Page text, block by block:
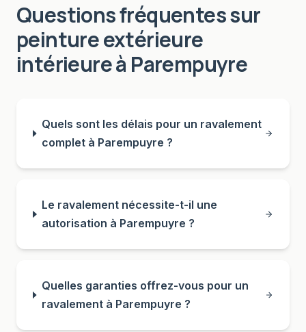
Questions fréquentes sur
peinture extérieure
intérieureà Parempuyre
Quels sont les délais pour un ravalement
complet à Parempuyre ?
Le ravalement nécessite-t-il une
autorisation à Parempuyre ?
Quelles garanties offrez-vous pour un
ravalement à Parempuyre ?